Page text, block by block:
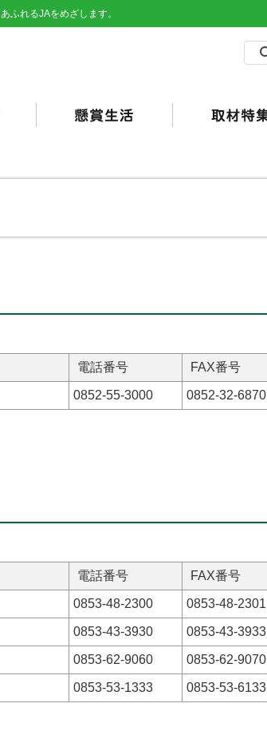
ふれるJAをめざします。
電話番号 FAX番号
0852-55-3000 0852-32-6870
電話番号 FAX番号
0853-48-2300 0853-48-2301
0853-43-3930 0853-43-3933
0853-62-9060 0853-62-9070
0853-53-1333 0853-53-6133